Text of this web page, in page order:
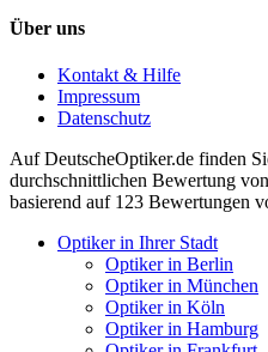
Über uns
Kontakt & Hilfe
Impressum
Datenschutz
AufDeutscheOptiker.de finden
durchschnittlichen Bewertung von
basierend auf 123 Bewertungen
Optiker in Ihrer Stadt
Optiker in Berlin
Optiker in München
Optiker in Köln
Optiker in Hamburg